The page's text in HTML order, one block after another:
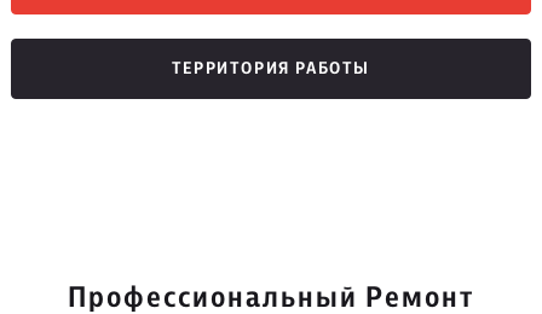
ТЕРРИТОРИЯ РАБОТЫ
Профессиональный Ремонт